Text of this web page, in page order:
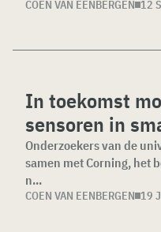
COEN VAN EENBERGEN 12
In toekomst
sensoren in
Onderzoekers van de
samen met Corning, het
n...
COEN VAN EENBERGEN 19